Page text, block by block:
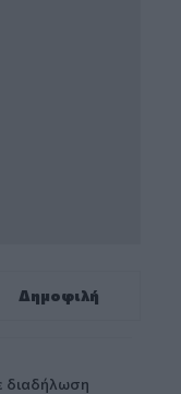
Δημοφιλή
διαδήλωση